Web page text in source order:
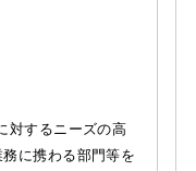
対するニーズの高
に携わる部門等を